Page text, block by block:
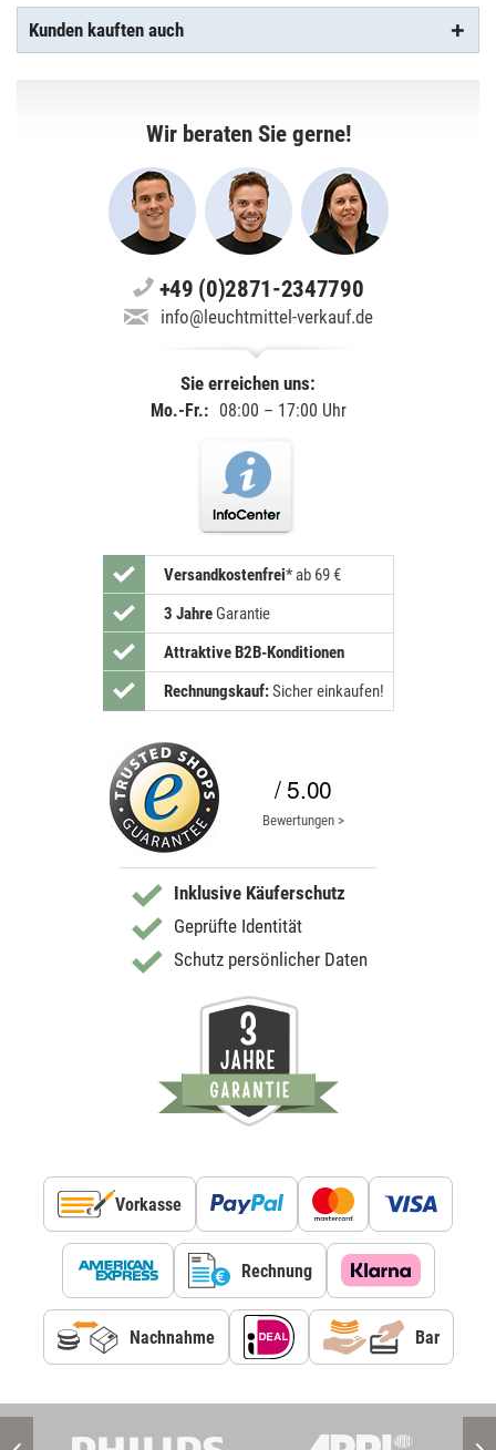
Kunden kauften auch
Wir beraten Sie gerne!
+49 (0)2871-2347790
info@leuchtmittel-verkauf.de
Sie erreichen uns:
Mo.-Fr.: 08:00 – 17:00 Uhr
Versandkostenfrei* ab 69 €
3 JahreGarantie
Attraktive B2B-Konditionen
Rechnungskauf:Sicher einkaufen!
/ 5.00
Bewertungen >
Inklusive Käuferschutz
Geprüfte Identität
Schutz persönlicher Daten
Vorkasse
Rechnung
Nachnahme Bar